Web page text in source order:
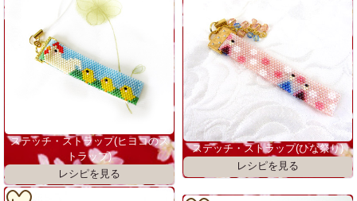
ステッチ・ストラップ(ヒヨコのス
トラップ)
ステッチ・ストラップ(ひな祭り)